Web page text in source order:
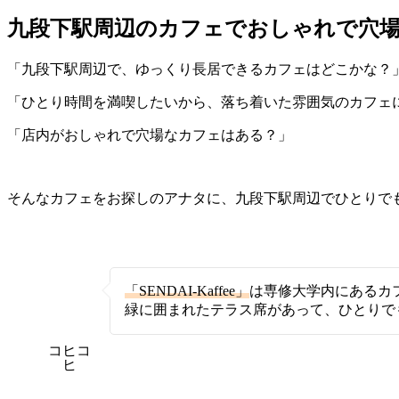
九段下駅周辺のカフェでおしゃれで穴
「九段下駅周辺で、ゆっくり長居できるカフェはどこかな？」
「ひとり時間を満喫したいから、落ち着いた雰囲気のカフェ
「店内がおしゃれで穴場なカフェはある？」
そんなカフェをお探しのアナタに、九段下駅周辺でひとり
コヒコ
ヒ
「SENDAI-Kaffee」は専修大学内にあるカ
緑に囲まれたテラス席があって、ひとり